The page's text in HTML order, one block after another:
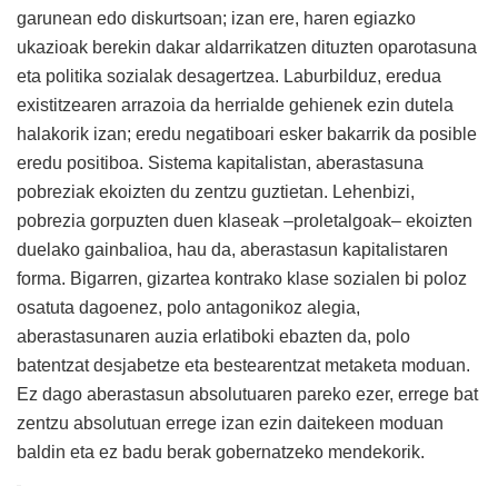
garunean edo diskurtsoan; izan ere, haren egiazko
ukazioak berekin dakar aldarrikatzen dituzten oparotasuna
eta politika sozialak desagertzea. Laburbilduz, eredua
existitzearen arrazoia da herrialde gehienek ezin dutela
halakorik izan; eredu negatiboari esker bakarrik da posible
eredu positiboa. Sistema kapitalistan, aberastasuna
pobreziak ekoizten du zentzu guztietan. Lehenbizi,
pobrezia gorpuzten duen klaseak –proletalgoak– ekoizten
duelako gainbalioa, hau da, aberastasun kapitalistaren
forma. Bigarren, gizartea kontrako klase sozialen bi poloz
osatuta dagoenez, polo antagonikoz alegia,
aberastasunaren auzia erlatiboki ebazten da, polo
batentzat desjabetze eta bestearentzat metaketa moduan.
Ez dago aberastasun absolutuaren pareko ezer, errege bat
zentzu absolutuan errege izan ezin daitekeen moduan
baldin eta ez badu berak gobernatzeko mendekorik.